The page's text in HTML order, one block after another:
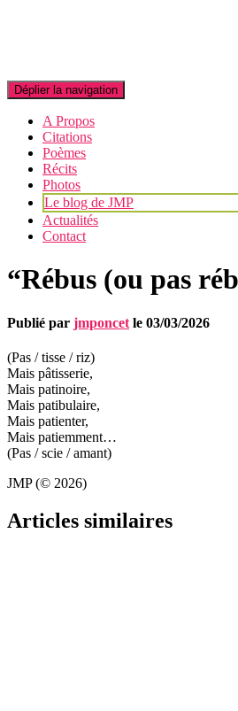
Déplier la navigation
A Propos
Citations
Poèmes
Récits
Photos
Le blog de JMP
Actualités
Contact
“Rébus (ou pas
Publié par jmponcet le 03/03/2026
(Pas / tisse / riz)
Mais pâtisserie,
Mais patinoire,
Mais patibulaire,
Mais patienter,
Mais patiemment…
(Pas / scie / amant)
JMP (© 2026)
Articles similaires